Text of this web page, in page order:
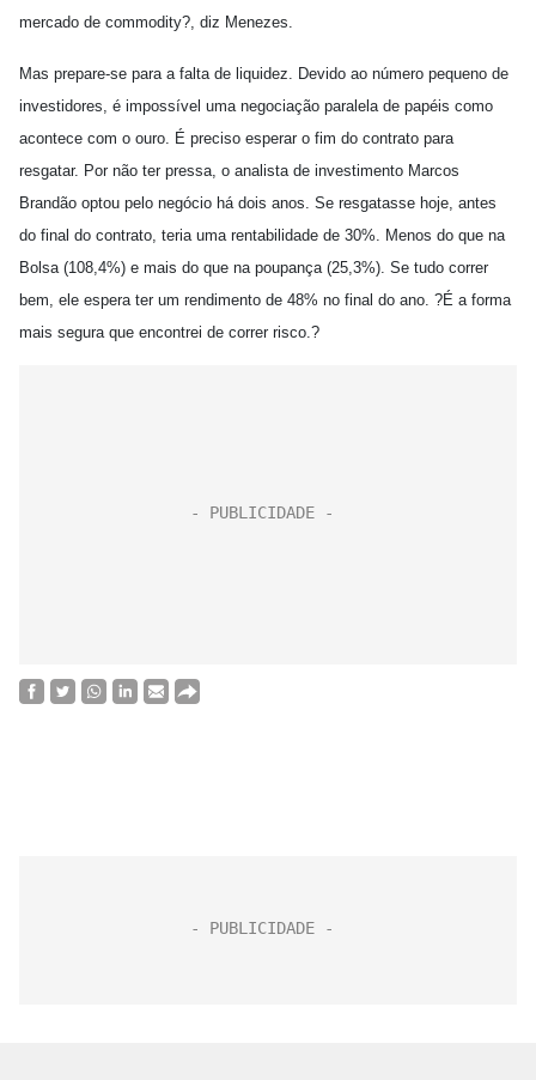
mercado de commodity?, diz Menezes.
Mas prepare-se para a falta de liquidez. Devido ao número pequeno de
investidores, é impossível uma negociação paralela de papéis como
acontece com o ouro. É preciso esperar o fim do contrato para
resgatar. Por não ter pressa, o analista de investimento Marcos
Brandão optou pelo negócio há dois anos. Se resgatasse hoje, antes
do final do contrato, teria uma rentabilidade de 30%. Menos do que na
Bolsa (108,4%) e mais do que na poupança (25,3%). Se tudo correr
bem, ele espera ter um rendimento de 48% no final do ano. ?É a forma
mais segura que encontrei de correr risco.?